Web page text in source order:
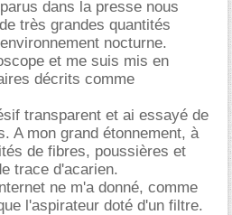
dans la presse nous
très grandes quantités
nocturne.
et me suis mis en
décrits comme
transparent et ai essayé de
A mon grand étonnement, à
de fibres, poussières et
trace d'acarien.
ne m'a donné, comme
l'aspirateur doté d'un filtre.